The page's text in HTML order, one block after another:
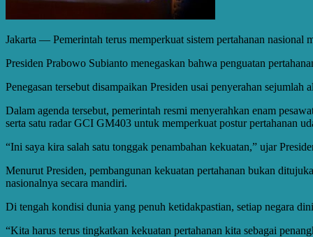
Jakarta — Pemerintah terus memperkuat sistem pertahanan nasional
Presiden Prabowo Subianto menegaskan bahwa penguatan
Penegasan tersebut disampaikan Presiden usai penyerahan
Dalam agenda tersebut, pemerintah resmi menyerahkan enam
serta satu radar GCI GM403 untuk memperkuat postur pertahanan
“Ini saya kira salah satu tonggak penambahan kekuatan,” ujar
Menurut Presiden, pembangunan kekuatan pertahanan bukan
nasionalnya secara mandiri.
Di tengah kondisi dunia yang penuh ketidakpastian, setiap negara
“Kita harus terus tingkatkan kekuatan pertahanan kita sebagai